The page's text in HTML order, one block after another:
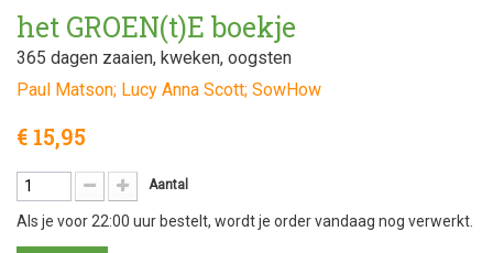
het GROEN(t)E boekje
365 dagen zaaien, kweken, oogsten
Paul Matson; Lucy Anna Scott; SowHow
€ 15,95
Aantal
Als je voor 22:00 uur bestelt, wordt je order vandaag nog verwerkt.